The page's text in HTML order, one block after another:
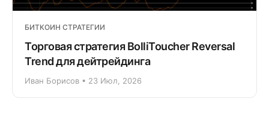
БИТКОИН СТРАТЕГИИ
Торговая стратегия BolliToucher Reversal
Trend для дейтрейдинга
Иван Борисов • 23 Июл, 2026